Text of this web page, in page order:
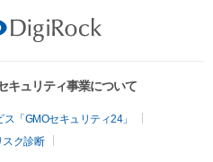
キュリティ事業について
「GMOセキュリティ24」
スク診断